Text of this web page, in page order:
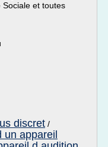
et toutes
discret /
un appareil